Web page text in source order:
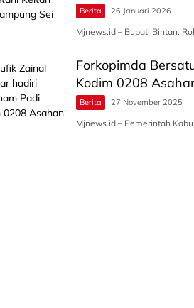
Berita 26 Januari 2026
Mjnews.id – Bupati Bintan,
Forkopimda
Kodim 0208
Berita 27 November 2025
Mjnews.id – Pemerintah